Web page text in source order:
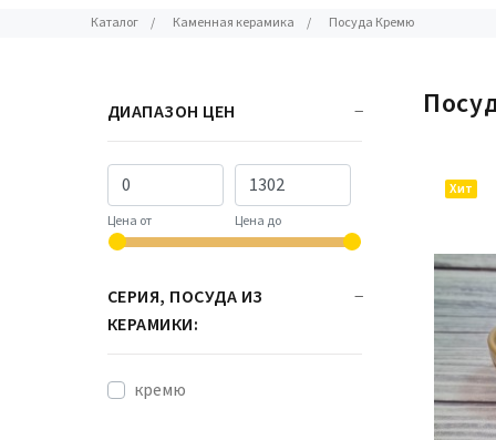
Каталог / Каменная керамика / Посуда Кремю
ДИАПАЗОН ЦЕН
Цена от Цена до
СЕРИЯ, ПОСУДА ИЗ
КЕРАМИКИ:
кремю
Хит